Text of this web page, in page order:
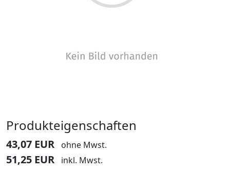
Produkteigenschaften
43,07 EUR ohne Mwst.
51,25 EUR inkl. Mwst.